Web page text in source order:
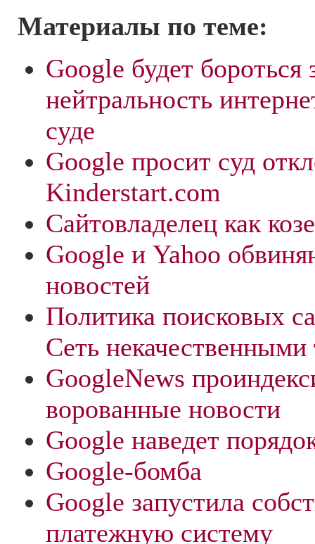
Материалы по теме:
Google будет бороться
нейтральность
суде
Google просит суд
Kinderstart.com
Сайтовладелец как
Google и Yahoo
новостей
Политика поисковых
Сеть некачественными
GoogleNews
ворованные новости
Google наведет
Google-бомба
Google запустила
платежную систему